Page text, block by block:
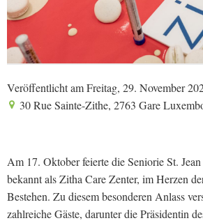
Veröffentlicht am Freitag, 29. November
30 Rue Sainte-Zithe, 2763 Gare
Am 17. Oktober feierte die Seniorie St.
bekannt als Zitha Care Zenter, im Herzen
Bestehen. Zu diesem besonderen Anlass
zahlreiche Gäste, darunter die Präsidentin